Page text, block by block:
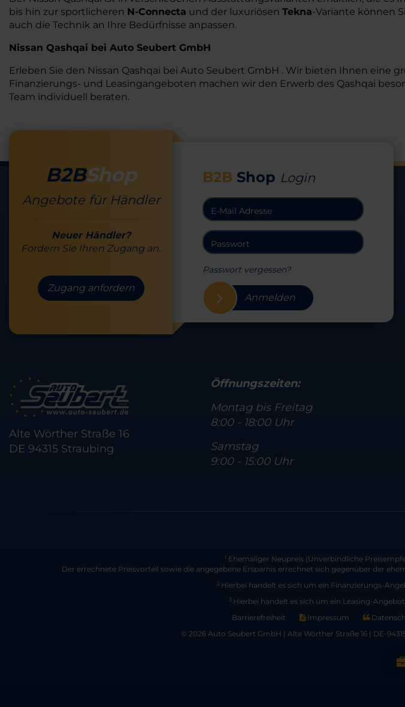
bis hin zur sportlicheren N-Connecta und der luxuriösen Tekna-Variante können
auch die Technik an Ihre Bedürfnisse anpassen.
Nissan Qashqai bei Auto Seubert GmbH
Erleben Sie den Nissan Qashqai bei Auto Seubert GmbH . Wir bieten Ihnen eine
Finanzierungs- und Leasingangeboten machen wir den Erwerb des Qashqai
Team individuell beraten.
B2BShop
Angebote für Händler
Neuer Händler?
Fordern Sie Ihren Zugang an.
Zugang anfordern
B2B Shop Login
Passwort vergessen?
Anmelden
Alte Wörther Straße 16
DE 94315 Straubing
Öffnungszeiten:
Montag bis Freitag
8:00 - 18:00 Uhr
Samstag
9:00 - 15:00 Uhr
1 Ehemaliger Neupreis (Unverbindliche
Der errechnete Preisvorteil sowie die angegebene Ersparnis errechnet sich gegenüber der
2 Hierbei handelt es sich um ein Finanzierungs-
3 Hierbei handelt es sich um ein Leasing-
Barrierefreiheit
Impressum
© 2026 Auto Seubert GmbH | Alte Wörther Straße 16 | DE-